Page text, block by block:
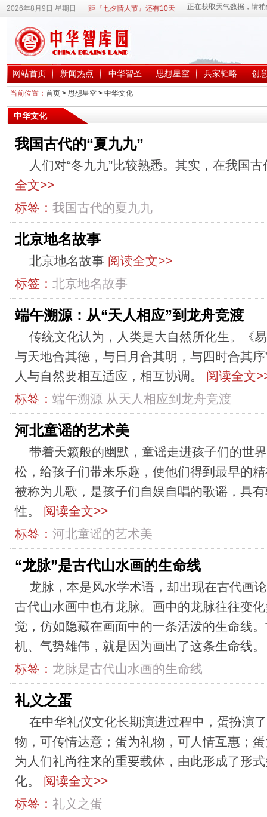
2026年8月9日 星期日 距『七夕情人节』还有10天
网站首页 新闻热点 中华智圣 思想星空 兵家韬略 创
当前位置： 首页> 思想星空> 中华文化
中华文化
我国古代的“夏九九”
人们对“冬九九”比较熟悉。其实，在我国
全文>>
标签： 我国古代的夏九九
北京地名故事
北京地名故事 阅读全文>>
标签： 北京地名故事
端午溯源：从“天人相应”到龙舟竞渡
传统文化认为，人类是大自然所化生。《
与天地合其德，与日月合其明，与四时合其
人与自然要相互适应，相互协调。 阅读全文
标签： 端午溯源 从天人相应到龙舟竞渡
河北童谣的艺术美
带着天籁般的幽默，童谣走进孩子们的世
松，给孩子们带来乐趣，使他们得到最早的
被称为儿歌，是孩子们自娱自唱的歌谣，具
性。 阅读全文>>
标签： 河北童谣的艺术美
“龙脉”是古代山水画的生命线
龙脉，本是风水学术语，却出现在古代画
古代山水画中也有龙脉。画中的龙脉往往变
觉，仿如隐藏在画面中的一条活泼的生命线
机、气势雄伟，就是因为画出了这条生命线
标签： 龙脉是古代山水画的生命线
礼义之蛋
在中华礼仪文化长期演进过程中，蛋扮演
物，可传情达意；蛋为礼物，可人情互惠；
为人们礼尚往来的重要载体，由此形成了形
化。 阅读全文>>
标签： 礼义之蛋